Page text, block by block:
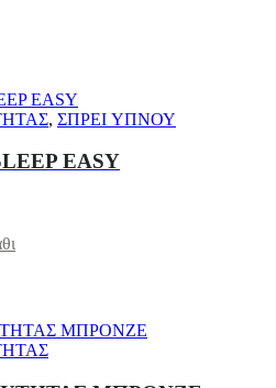
, ΣΠΡΕI ΥΠΝΟΥ
EASY